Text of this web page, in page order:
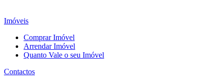
Imóveis
Comprar Imóvel
Arrendar Imóvel
Quanto Vale o seu Imóvel
Contactos